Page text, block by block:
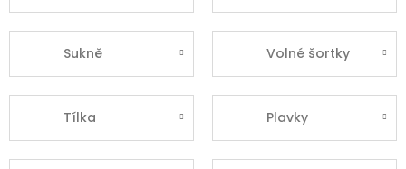
Sukně Volné šortky
Tílka Plavky